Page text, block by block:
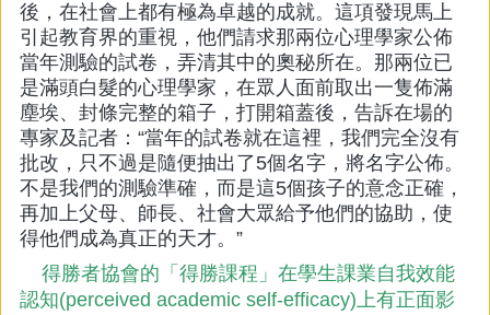
後，在社會上都有極為卓越的成就。這項發現馬上
引起教育界的重視，他們請求那兩位心理學家公佈
當年測驗的試卷，弄清其中的奧秘所在。那兩位已
是滿頭白髮的心理學家，在眾人面前取出一隻佈滿
塵埃、封條完整的箱子，打開箱蓋後，告訴在場的
專家及記者：“當年的試卷就在這裡，我們完全沒有
批改，只不過是隨便抽出了5個名字，將名字公佈。
不是我們的測驗準確，而是這5個孩子的意念正確，
再加上父母、師長、社會大眾給予他們的協助，使
得他們成為真正的天才。”
得勝者協會的「得勝課程」在學生課業自我效能
認知(perceived academic self-efficacy)上有正面影